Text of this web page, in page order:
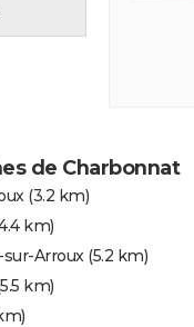
de Charbonnat
(3.2 km)
km)
Arroux (5.2 km)
km)